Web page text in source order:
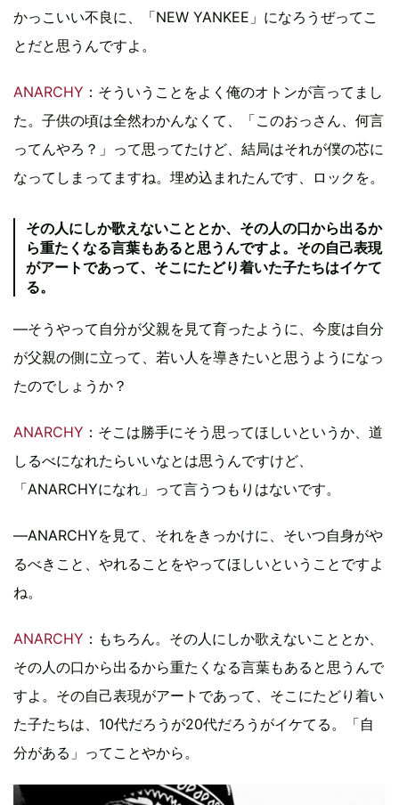
かっこいい不良に、「NEW YANKEE」になろうぜってこ
とだと思うんですよ。
ANARCHY ：そういうことをよく俺のオトンが言ってまし
た。子供の頃は全然わかんなくて、「このおっさん、何言
ってんやろ？」って思ってたけど、結局はそれが僕の芯に
なってしまってますね。埋め込まれたんです、ロックを。
その人にしか歌えないこととか、その人の口から出るか
ら重たくなる言葉もあると思うんですよ。その自己表現
がアートであって、そこにたどり着いた子たちはイケて
る。
―そうやって自分が父親を見て育ったように、今度は自分
が父親の側に立って、若い人を導きたいと思うようになっ
たのでしょうか？
ANARCHY ：そこは勝手にそう思ってほしいというか、道
しるべになれたらいいなとは思うんですけど、
「ANARCHYになれ」って言うつもりはないです。
―ANARCHYを見て、それをきっかけに、そいつ自身がや
るべきこと、やれることをやってほしいということですよ
ね。
ANARCHY ：もちろん。その人にしか歌えないこととか、
その人の口から出るから重たくなる言葉もあると思うんで
すよ。その自己表現がアートであって、そこにたどり着い
た子たちは、10代だろうが20代だろうがイケてる。「自
分がある」ってことやから。